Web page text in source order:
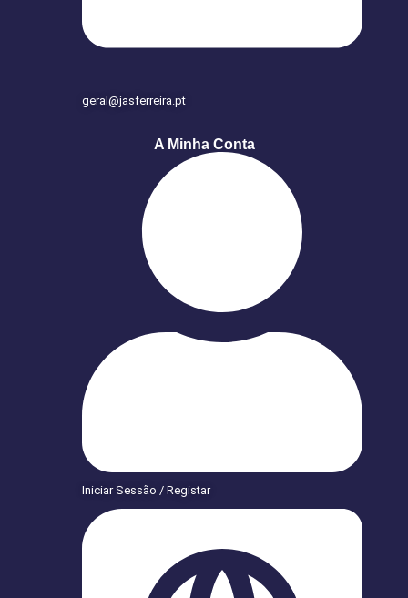
geral@jasferreira.pt
A Minha Conta
Iniciar Sessão / Registar